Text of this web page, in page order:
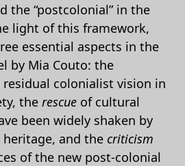
the “postcolonial” in the
light of this framework,
essential aspects in the
by Mia Couto: the
residual colonialist vision in
the rescue of cultural
been widely shaken by
and the criticism
of the new post-colonial